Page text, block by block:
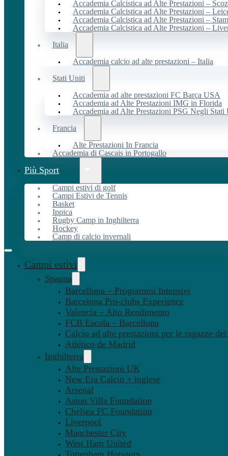
Accademia Calcistica ad Alte Prestazioni –
Accademia Calcistica ad Alte Prestazioni –
Accademia Calcistica ad Alte Prestazioni –
Accademia Calcistica ad Alte Prestazioni –
Italia
Accademia calcio ad alte prestazioni – Italia
Stati Uniti
Accademia ad alte prestazioni FC Barça USA
Accademia ad Alte Prestazioni IMG in Florida
Accademia ad Alte Prestazioni PSG Negli Stati
Francia
Alte Prestazioni In Francia
Accademia di Cascais in Portogallo
Più Sport
Campi estivi di golf
Campi Estivi de Tennis
Basket
Ippica
Rugby Camp in Inghilterra
Hockey
Camp di calcio invernali
Campi estivi
Spagna
Barcellona – Programmi Intensivi
Barcelona Pro-clubs Experience
Valencia – Alto Rendimento
FCB Escola – Barcellona
Calcio ad alte prestazioni per le ragazze
Atlético de Madrid
Inghilterra
Alte Prestazioni UK
New Era Calcio + inglese
Arsenal
Aston Villa Foundation
Chelsea FC Foundation
Liverpool
Manchester City
West Ham United
Tottenham Hotspurs